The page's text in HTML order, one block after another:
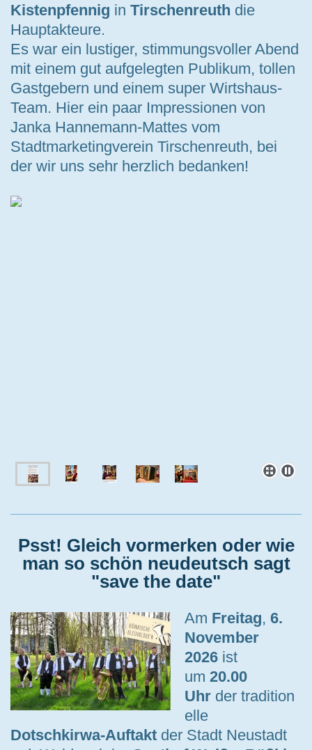
Kistenpfennig in Tirschenreuth die
Hauptakteure.
Es war ein lustiger, stimmungsvoller Abend
mit einem gut aufgelegten Publikum, tollen
Gastgebern und einem super Wirtshaus-
Team. Hier ein paar Impressionen von
Janka Hannemann-Mattes vom
Stadtmarketingverein Tirschenreuth, bei
der wir uns sehr herzlich bedanken!
Psst! Gleich vormerken oder wie
man so schön neudeutsch sagt
"save the date"
Am Freitag, 6.
November
2026 ist
um 20.00
Uhr der tradition
elle
Dotschkirwa-Auftakt der Stadt Neustadt